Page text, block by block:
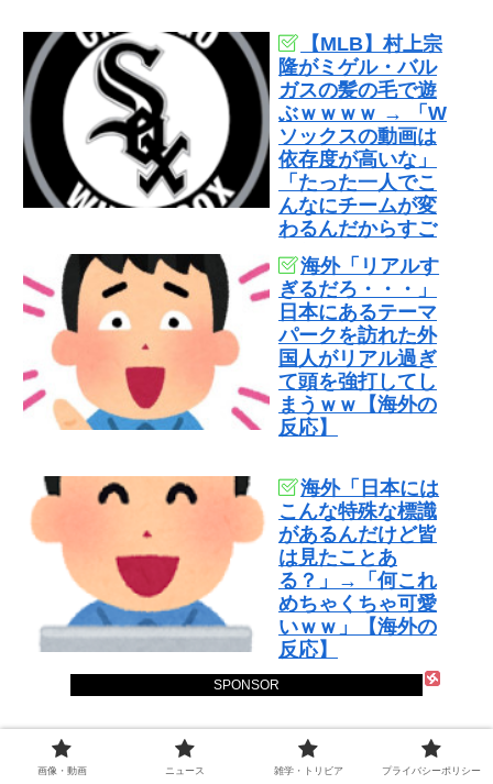
SPONSOR
【MLB】村上宗
隆がミゲル・バル
ガスの髪の毛で遊
ぶｗｗｗｗ → 「W
ソックスの動画は
依存度が高いな」
「たった一人でこ
んなにチームが変
わるんだからすご
いわ」
海外「リアルす
ぎるだろ・・・」
日本にあるテーマ
パークを訪れた外
国人がリアル過ぎ
て頭を強打してし
まうｗｗ【海外の
反応】
海外「日本には
こんな特殊な標識
があるんだけど皆
は見たことあ
る？」→「何これ
めちゃくちゃ可愛
いｗｗ」【海外の
反応】
スポンサーリンク
角瓶 700ml サントリー ウイスキー ハ
画像・動画 ニュース 雑学・トリビア プライバシーポリシー